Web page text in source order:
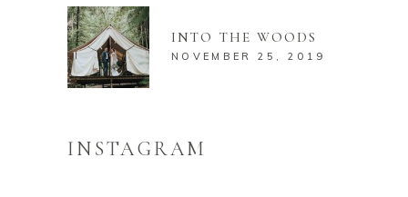
INTO THE WOODS
NOVEMBER 25, 2019
INSTAGRAM